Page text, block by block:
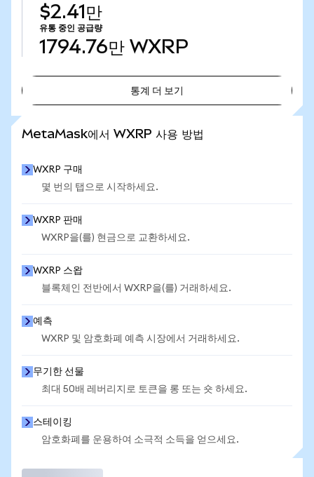
$2.41만
유통 중인 공급량
1794.76만 WXRP
통계 더 보기
MetaMask에서 WXRP 사용 방법
WXRP 구매
몇 번의 탭으로 시작하세요.
WXRP 판매
WXRP을(를) 현금으로 교환하세요.
WXRP 스왑
블록체인 전반에서 WXRP을(를) 거래하세요.
예측
WXRP 및 암호화폐 예측 시장에서 거래하세요.
무기한 선물
최대 50배 레버리지로 토큰을 롱 또는 숏 하세요.
스테이킹
암호화폐를 운용하여 소극적 소득을 얻으세요.